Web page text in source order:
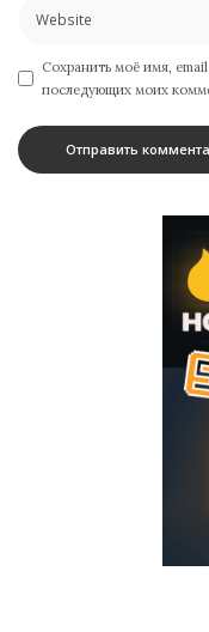
Сохранить моё имя,
последующих моих